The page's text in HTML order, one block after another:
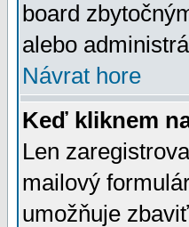
board
alebo
Návrat hore
Keď kliknem
Len
mailový
umožňuje